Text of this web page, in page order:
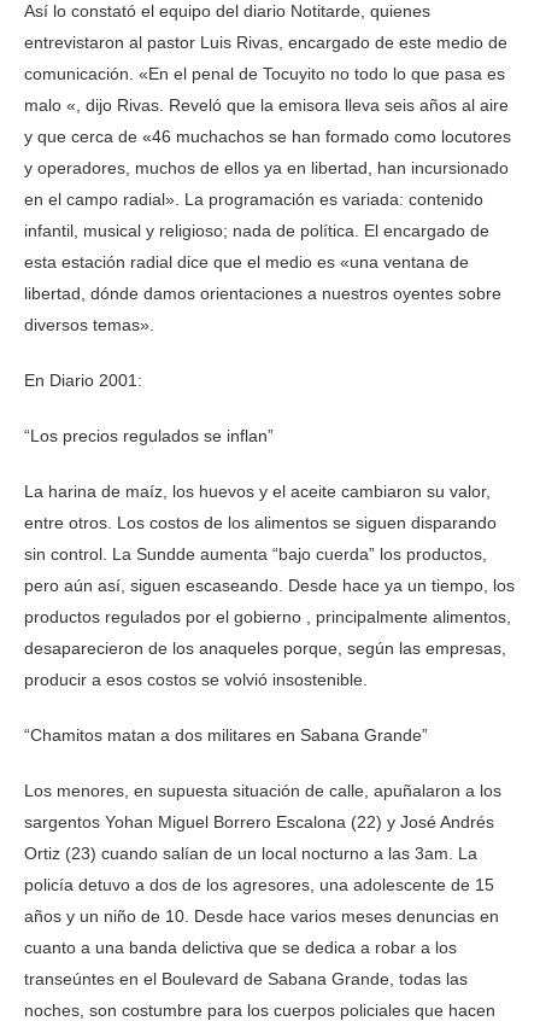
Así lo constató el equipo del diario Notitarde, quienes
entrevistaron al pastor Luis Rivas, encargado de este medio de
comunicación. «En el penal de Tocuyito no todo lo que pasa es
malo «, dijo Rivas. Reveló que la emisora lleva seis años al aire
y que cerca de «46 muchachos se han formado como locutores
y operadores, muchos de ellos ya en libertad, han incursionado
en el campo radial». La programación es variada: contenido
infantil, musical y religioso; nada de política. El encargado de
esta estación radial dice que el medio es «una ventana de
libertad, dónde damos orientaciones a nuestros oyentes sobre
diversos temas».
En Diario 2001:
“Los precios regulados se inflan”
La harina de maíz, los huevos y el aceite cambiaron su valor,
entre otros. Los costos de los alimentos se siguen disparando
sin control. La Sundde aumenta “bajo cuerda” los productos,
pero aún así, siguen escaseando. Desde hace ya un tiempo, los
productos regulados por el gobierno , principalmente alimentos,
desaparecieron de los anaqueles porque, según las empresas,
producir a esos costos se volvió insostenible.
“Chamitos matan a dos militares en Sabana Grande”
Los menores, en supuesta situación de calle, apuñalaron a los
sargentos Yohan Miguel Borrero Escalona (22) y José Andrés
Ortiz (23) cuando salían de un local nocturno a las 3am. La
policía detuvo a dos de los agresores, una adolescente de 15
años y un niño de 10. Desde hace varios meses denuncias en
cuanto a una banda delictiva que se dedica a robar a los
transeúntes en el Boulevard de Sabana Grande, todas las
noches, son costumbre para los cuerpos policiales que hacen